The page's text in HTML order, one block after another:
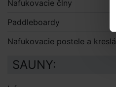
Nafukovacie člny
Paddleboardy
Nafukovacie postele a kreslá
SAUNY: